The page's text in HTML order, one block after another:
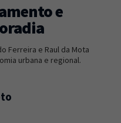
Caos Planejado e
e
Ferreira e Raul da Mota
urbana e regional.